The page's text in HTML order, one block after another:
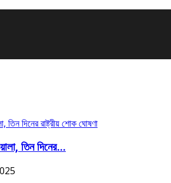
তিন দিনের...